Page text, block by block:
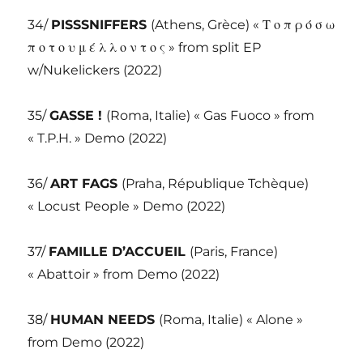
34/ PISSSNIFFERS (Athens, Grèce) « Τ ο π ρ ό σ ω
π ο τ ο υ μ έ λ λ ο ν τ ο ς » from split EP
w/Nukelickers (2022)
35/GASSE ! (Roma, Italie) « Gas Fuoco » from
« T.P.H. » Demo (2022)
36/ART FAGS (Praha, République Tchèque)
« Locust People » Demo (2022)
37/ FAMILLE D’ACCUEIL (Paris, France)
« Abattoir » from Demo (2022)
38/ HUMAN NEEDS (Roma, Italie) « Alone »
from Demo (2022)